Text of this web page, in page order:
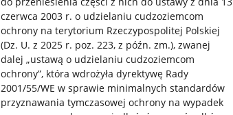
czerwca 2003 r. o udzielaniu cudzoziemcom
ochrony na terytorium Rzeczypospolitej Polskiej
(Dz. U. z 2025 r. poz. 223, z późn. zm.), zwanej
dalej „ustawą o udzielaniu cudzoziemcom
ochrony”, która wdrożyła dyrektywę Rady
2001/55/WE w sprawie minimalnych standardów
przyznawania tymczasowej ochrony na wypadek